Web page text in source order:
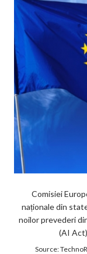
Comisiei
naționale din
noilor prevederi
(AI
Source: